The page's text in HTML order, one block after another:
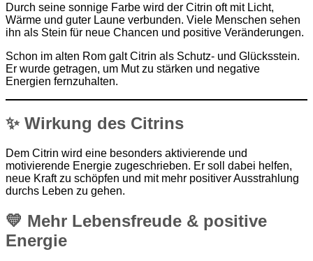
Durch seine sonnige Farbe wird der Citrin oft mit Licht,
Wärme und guter Laune verbunden. Viele Menschen sehen
ihn als Stein für neue Chancen und positive Veränderungen.
Schon im alten Rom galt Citrin als Schutz- und Glücksstein.
Er wurde getragen, um Mut zu stärken und negative
Energien fernzuhalten.
✨ Wirkung des Citrins
Dem Citrin wird eine besonders aktivierende und
motivierende Energie zugeschrieben. Er soll dabei helfen,
neue Kraft zu schöpfen und mit mehr positiver Ausstrahlung
durchs Leben zu gehen.
💛 Mehr Lebensfreude & positive
Energie